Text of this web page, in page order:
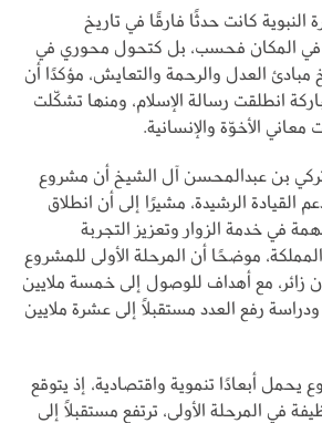
كانت حدثًا فارقًا في تاريخ
في المكان فحسب، بل كتحول محوري في
العدل والرحمة والتعايش، مؤكدًا أن
انطلقت رسالة الإسلام، ومنها تشكّلت
الأخوّة والإنسانية.
بن عبدالمحسن آل الشيخ أن مشروع
القيادة الرشيدة، مشيرًا إلى أن انطلاق
في خدمة الزوار وتعزيز التجربة
المملكة، موضحًا أن المرحلة الأولى للمشروع
زائر، مع أهداف للوصول إلى خمسة ملايين
بحلول عام 2030، ودراسة رفع العدد مستقبلًا إلى عشرة ملايين
يحمل أبعادًا تنموية واقتصادية، إذ يتوقع
25 ألف وظيفة في المرحلة الأولى، ترتفع مستقبلًا إلى